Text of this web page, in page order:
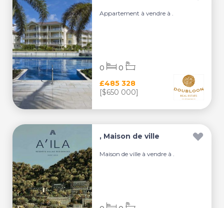
Appartement à vendre à .
£485 328
[$650 000]
0 0
, Maison de ville
Maison de ville à vendre à .